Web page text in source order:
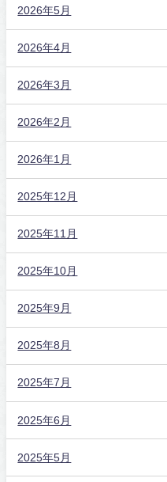
2026年5月
2026年4月
2026年3月
2026年2月
2026年1月
2025年12月
2025年11月
2025年10月
2025年9月
2025年8月
2025年7月
2025年6月
2025年5月